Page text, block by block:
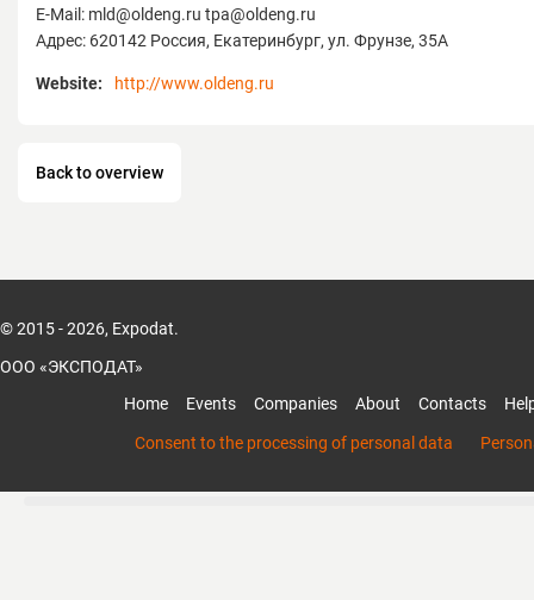
E-Mail: mld@oldeng.ru tpa@oldeng.ru
Адрес: 620142 Россия, Екатеринбург, ул. Фрунзе, 35А
Website: http://www.oldeng.ru
Back to overview
© 2015 - 2026, Expodat.
ООО «ЭКСПОДАТ»
Home
Events Companies About Contacts
Consent to the processing of personal data